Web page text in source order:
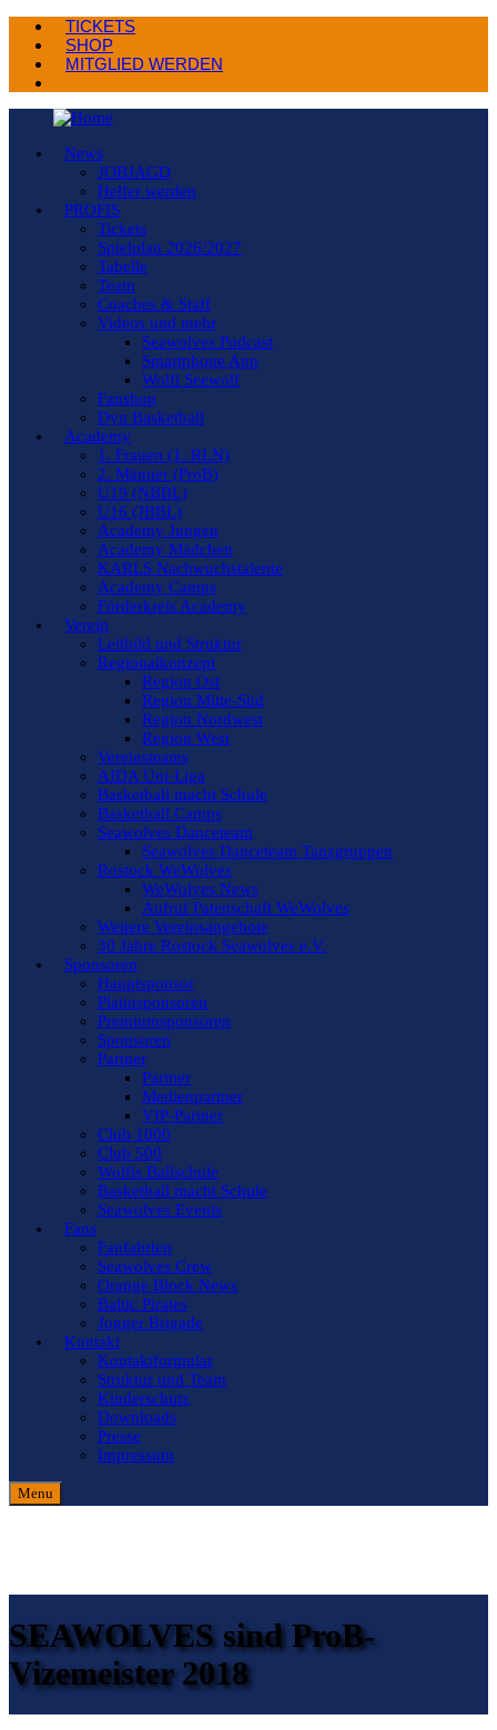
TICKETS
SHOP
MITGLIED WERDEN
News
JOBJAGD
Helfer werden
PROFIS
Tickets
Spielplan 2026/2027
Tabelle
Team
Coaches & Staff
Videos und mehr
Seawolves Podcast
Smartphone App
Wolfi Seewolf
Fanshop
Dyn Basketball
Academy
1. Frauen (1. RLN)
2. Männer (ProB)
U19 (NBBL)
U16 (JBBL)
Academy Jungen
Academy Mädchen
KARLS Nachwuchstalente
Academy Camps
Förderkreis Academy
Verein
Leitbild und Struktur
Regionalkonzept
Region Ost
Region Mitte-Süd
Region Nordwest
Region West
Vereinsteams
AIDA Uni-Liga
Basketball macht Schule
Basketball Camps
Seawolves Danceteam
Seawolves Danceteam Tanzgruppen
Rostock WeWolves
WeWolves News
Aufruf Patenschaft WeWolves
Weitere Vereinsangebote
30 Jahre Rostock Seawolves e.V.
Sponsoren
Hauptsponsor
Platinsponsoren
Premiumsponsoren
Sponsoren
Partner
Partner
Medienpartner
VIP-Partner
Club 1000
Club 500
Wolfis Ballschule
Basketball macht Schule
Seawolves Events
Fans
Fanfahrten
Seawolves Crew
Orange Block News
Baltic Pirates
Jogger Brigade
Kontakt
Kontaktformular
Struktur und Team
Kinderschutz
Downloads
Presse
Impressum
Menu
SEAWOLVES sind ProB-
Vizemeister 2018